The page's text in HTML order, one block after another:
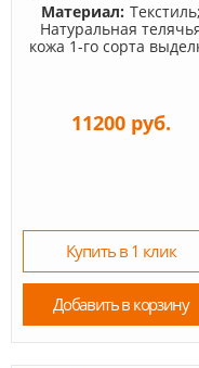
Материал: Текстиль;
Натуральная
кожа 1-го сорта
11200 руб.
Купить в 1 клик
Добавить в корзину